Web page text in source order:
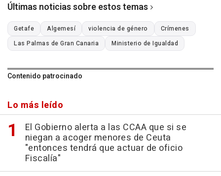
Últimas noticias sobre estos temas
Getafe Algemesí violencia de género
Crímenes
Las Palmas de Gran Canaria
Ministerio de Igualdad
Contenido patrocinado
Lo más leído
El Gobierno alerta a las CCAA que si se
niegan a acoger menores de Ceuta
"entonces tendrá que actuar de oficio
Fiscalía"